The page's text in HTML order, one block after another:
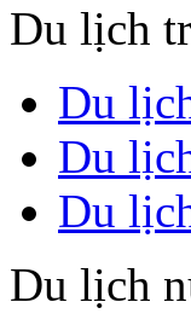
Du lịch
Du
Du
Du
Du lịch